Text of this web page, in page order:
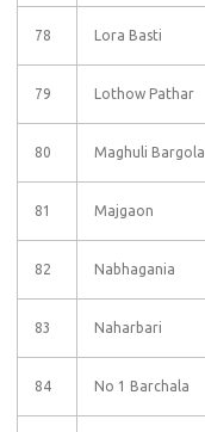
78 Lora Basti
79 Lothow Pathar
80 Maghuli Bargola
81 Majgaon
82 Nabhagania
83 Naharbari
84 No 1 Barchala